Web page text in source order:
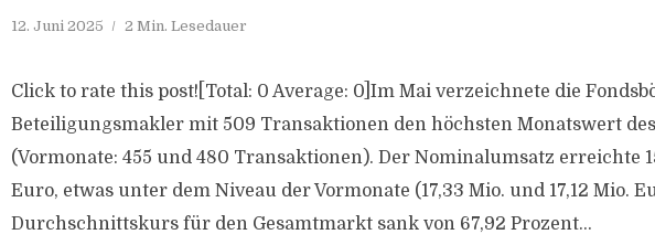
12. Juni 2025 2 Min. Lesedauer
Click to rate this post![Total: 0 Average: 0]Im Mai verzeichnete die
Beteiligungsmakler mit 509 Transaktionen den höchsten Monatswert
(Vormonate: 455 und 480 Transaktionen). Der Nominalumsatz erreichte
Euro, etwas unter dem Niveau der Vormonate (17,33 Mio. und 17,12 Mio.
Durchschnittskurs für den Gesamtmarkt sank von 67,92 Prozent...